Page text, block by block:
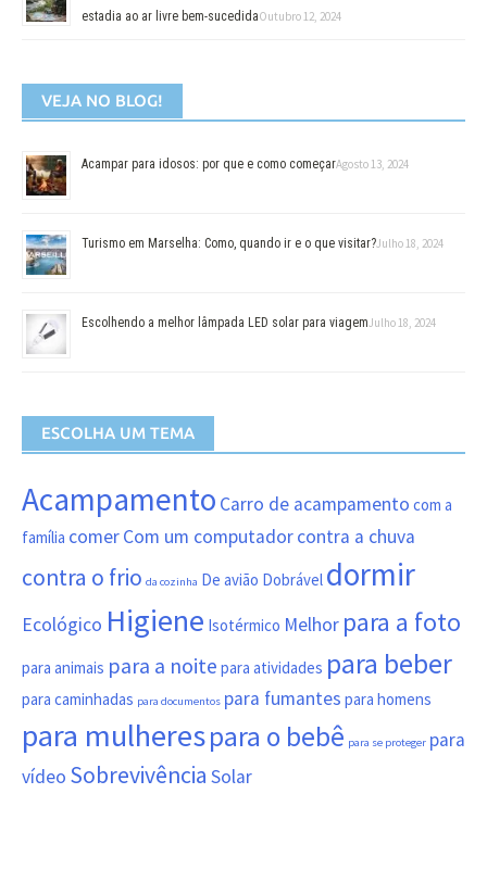
estadia ao ar livre bem-sucedidaOutubro 12, 2024
VEJA NO BLOG!
Acampar para idosos: por que e como começarAgosto 13, 2024
Turismo em Marselha: Como, quando ir e o que visitar?Julho 18, 2024
Escolhendo a melhor lâmpada LED solar para viagemJulho 18, 2024
ESCOLHA UM TEMA
Acampamento Carro de acampamento com a
família comerCom um computadorcontra a chuva
contra o frio da cozinha De avião Dobrável dormir
Ecológico Higiene Isotérmico Melhor para a foto
para animais para a noite para atividades para beber
para caminhadas para documentos para fumantes para homens
para mulherespara o bebê para se proteger para
vídeo Sobrevivência Solar